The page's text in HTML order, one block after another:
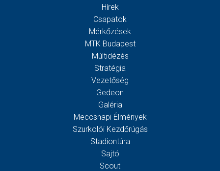
Hírek
Csapatok
Mérkőzések
MTK Budapest
Múltidézés
Stratégia
Vezetőség
Gedeon
Galéria
Meccsnapi Élmények
Szurkolói Kezdőrúgás
Stadiontúra
Sajtó
Scout